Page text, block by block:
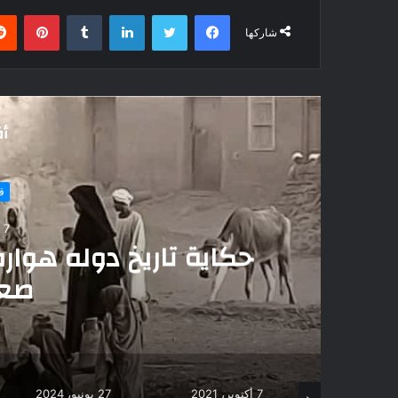
شاركها
فيسبوك تويتر لينكدإن
27 يونيو،
قبيلة الرولة: قصة
27 يونيو، 2024 5 أغسطس، 2025